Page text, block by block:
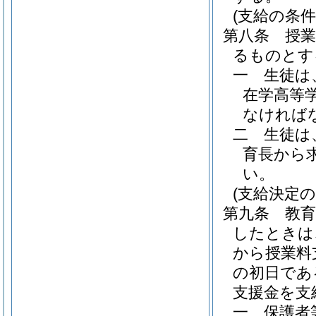
(支給の条
第八条
授
るものと
一
生徒は
在学高等
なければ
二
生徒は
育長から
い。
(支給決定
第九条
教
したとき
から授業
の初日で
支援金を
一
保護者